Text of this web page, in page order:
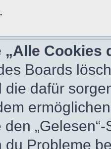
„Alle
Boards
die dafür
du Probleme